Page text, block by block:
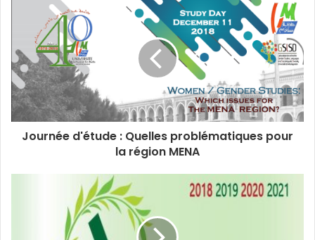
Journée d'étude : Quelles problématiques pour
la région MENA